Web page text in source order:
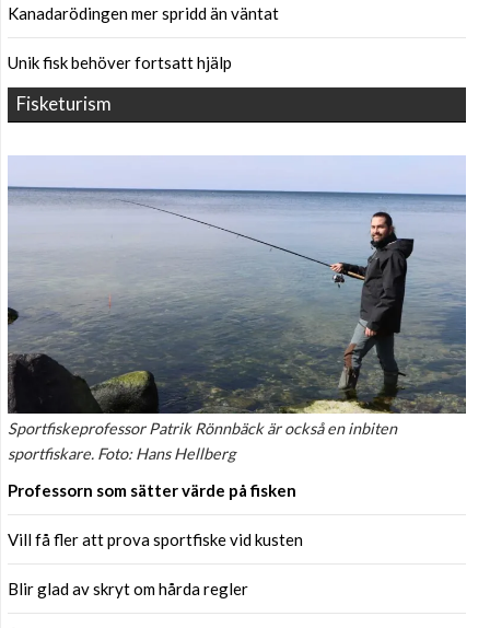
Kanadarödingen mer spridd än väntat
Unik fisk behöver fortsatt hjälp
Fisketurism
Sportfiskeprofessor Patrik Rönnbäck är också en inbiten
sportfiskare. Foto: Hans Hellberg
Professorn som sätter värde på fisken
Vill få fler att prova sportfiske vid kusten
Blir glad av skryt om hårda regler